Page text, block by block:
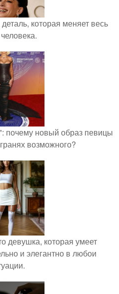
которая меняет весь
почему новый образ певицы
возможного?
девушка, которая умеет
и элегантно в любои